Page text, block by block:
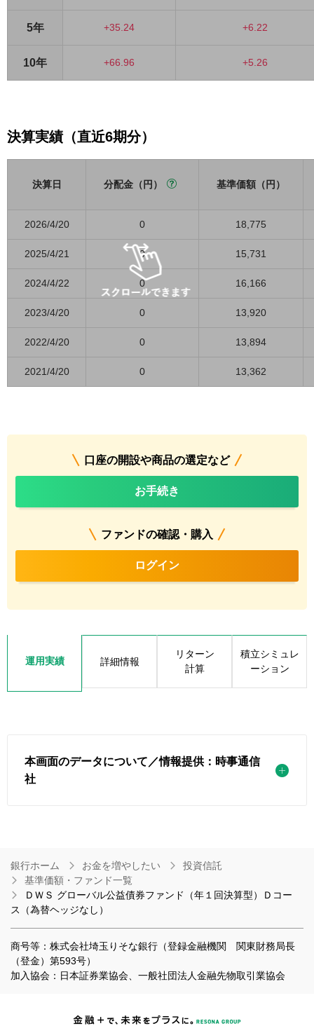
5年 +35.24 +6.22
10年 +66.96 +5.26
決算実績（直近6期分）
決算日 分配金（円） 基準価額（円）
2026/4/20 0 18,775
2025/4/21 0 15,731
2024/4/22 0 16,166
2023/4/20 0 13,920
2022/4/20 0 13,894
2021/4/20 0 13,362
口座の開設や商品の選定など
お手続き
ファンドの確認・購入
ログイン
運用実績 詳細情報
リターン
計算
積立シミュレ
ーション
本画面のデータについて／情報提供：時事通信
社
銀行ホーム お金を増やしたい
投資信託
基準価額・ファンド一覧
ＤＷＳ グローバル公益債券ファンド（年１回決算型）Ｄコー
ス（為替ヘッジなし）
商号等：株式会社埼玉りそな銀行（登録金融機関 関東財務局長
（登金）第593号）
加入協会：日本証券業協会、一般社団法人金融先物取引業協会